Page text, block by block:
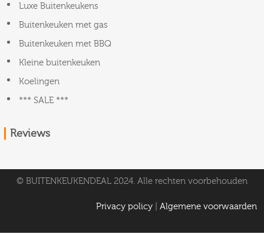
Luxe Buitenkeukens
Buitenkeuken met gas
Buitenkeuken met BBQ
Kleine buitenkeuken
Koelingen
*** SALE ***
Reviews
© BUITENKEUKENDEAL 2024. Alle rechten voorbehouden
Privacy policy Algemene voorwaarden